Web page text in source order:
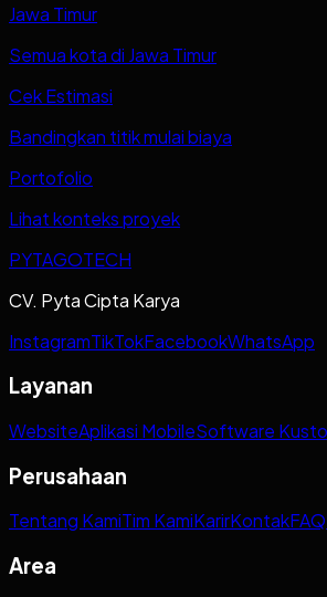
Jawa Timur
Semua kota di Jawa Timur
Cek Estimasi
Bandingkan titik mulai biaya
Portofolio
Lihat konteks proyek
PYTAGOTECH
CV. Pyta Cipta Karya
InstagramTikTokFacebookWhatsApp
Layanan
WebsiteAplikasi MobileSoftware
Perusahaan
Tentang KamiTim KamiKarirKontakFAQ
Area